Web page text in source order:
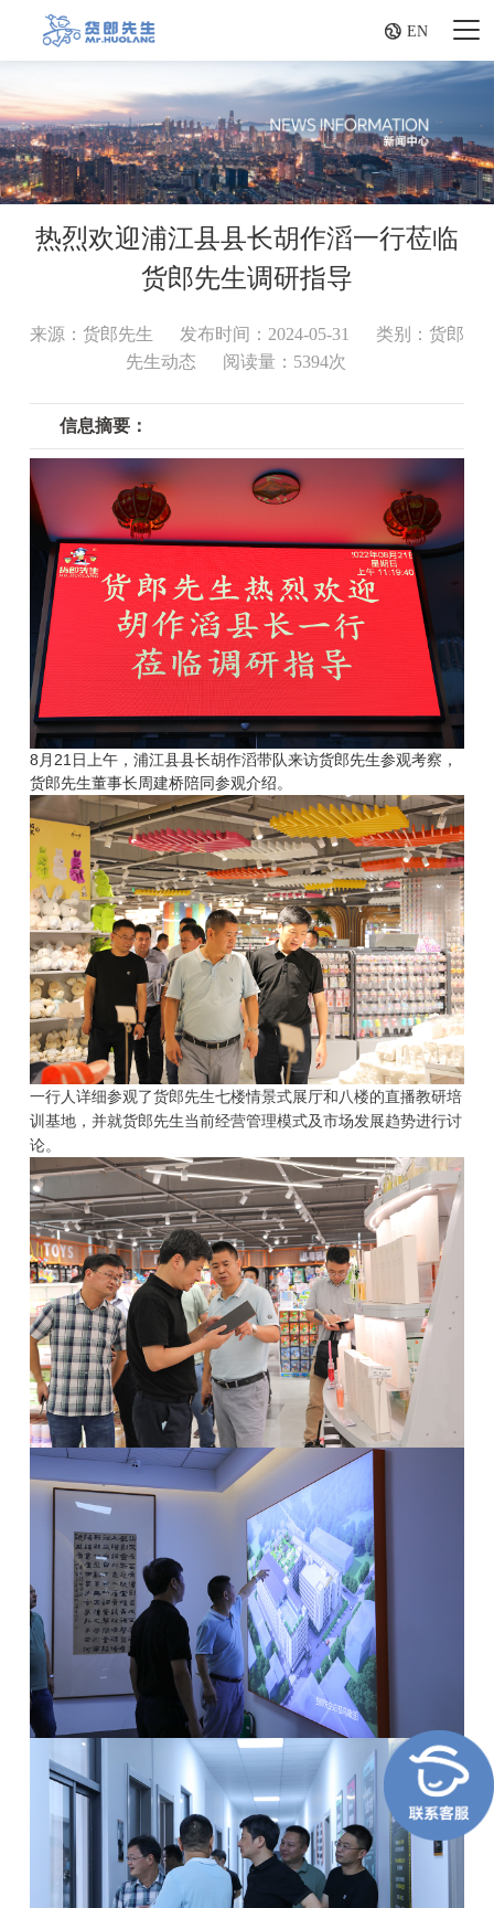
 EN
热烈欢迎浦江县县长胡作滔一行莅临
货郎先生调研指导
来源：货郎先生 发布时间：2024-05-31
类别：货郎
先生动态
阅读量：5394次
信息摘要：
8月21日上午，浦江县县长胡作滔带队来访货郎先生参观考察，
货郎先生董事长周建桥陪同参观介绍。
一行人详细参观了货郎先生七楼情景式展厅和八楼的直播教研培
训基地，并就货郎先生当前经营管理模式及市场发展趋势进行讨
论。